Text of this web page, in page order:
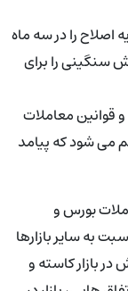
اصلاح را در سه ماه
سنگینی را برای
قوانین معاملات
می شود که پیامد
بورس و
به سایر بازارها
بازار کاسته و